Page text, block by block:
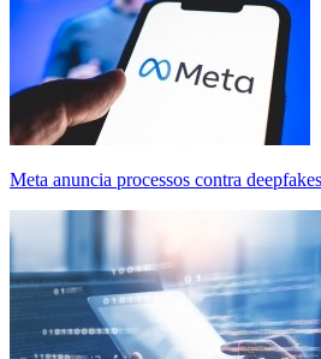
Meta anuncia processos contra